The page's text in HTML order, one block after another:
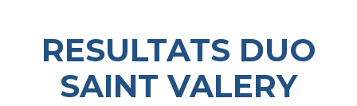
RESULTATS DUO
SAINT VALERY